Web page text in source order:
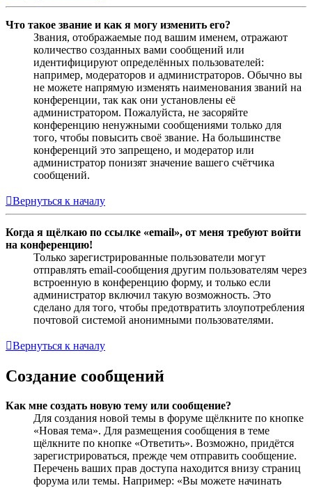
Что такое звание и как я могу изменить его?
Звания, отображаемые под вашим именем, отражают
количество созданных вами сообщений или
идентифицируют определённых пользователей:
например, модераторов и администраторов. Обычно вы
не можете напрямую изменять наименования званий на
конференции, так как они установлены её
администратором. Пожалуйста, не засоряйте
конференцию ненужными сообщениями только для
того, чтобы повысить своё звание. На большинстве
конференций это запрещено, и модератор или
администратор понизят значение вашего счётчика
сообщений.
Вернуться к началу
Когда я щёлкаю по ссылке «email», от меня требуют войти
на конференцию!
Только зарегистрированные пользователи могут
отправлять email-сообщения другим пользователям через
встроенную в конференцию форму, и только если
администратор включил такую возможность. Это
сделано для того, чтобы предотвратить злоупотребления
почтовой системой анонимными пользователями.
Вернуться к началу
Создание сообщений
Как мне создать новую тему или сообщение?
Для создания новой темы в форуме щёлкните по кнопке
«Новая тема». Для размещения сообщения в теме
щёлкните по кнопке «Ответить». Возможно, придётся
зарегистрироваться, прежде чем отправить сообщение.
Перечень ваших прав доступа находится внизу страниц
форума или темы. Например: «Вы можете начинать